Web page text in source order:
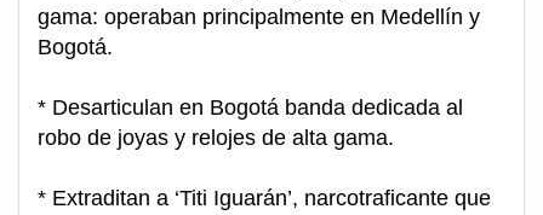
gama: operaban principalmente en Medellín y
Bogotá.
* Desarticulan en Bogotá banda dedicada al
robo de joyas y relojes de alta gama.
* Extraditan a ‘Titi Iguarán’, narcotraficante que